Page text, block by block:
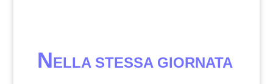
NELLA STESSA GIORNATA